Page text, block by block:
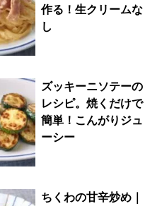
作る！生クリームな
し
ズッキーニソテーの
レシピ。焼くだけで
簡単！こんがりジュ
ーシー
ちくわの甘辛炒め｜